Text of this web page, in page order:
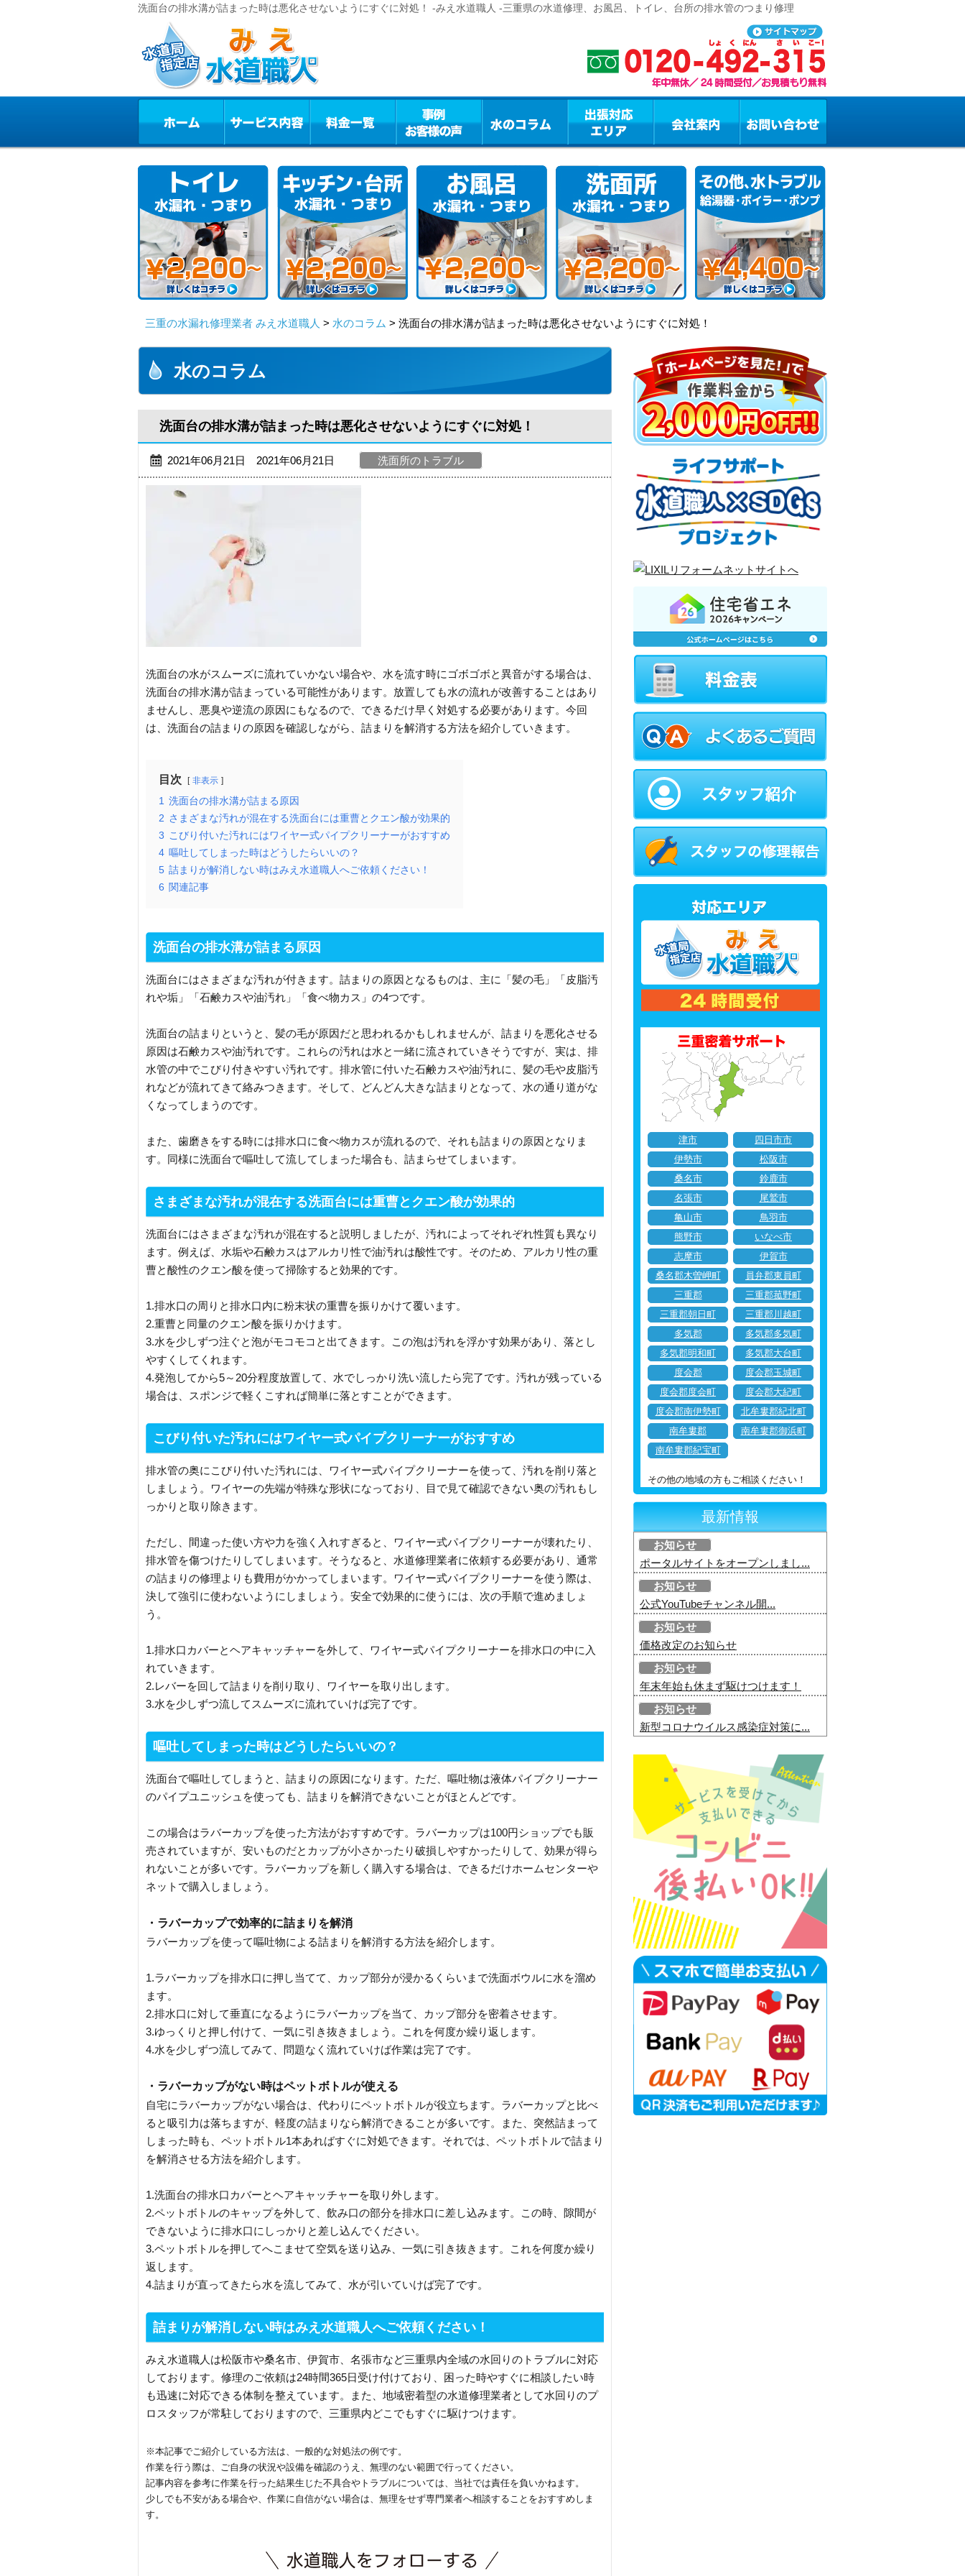
洗面台の排水溝が詰まった時は悪化させないようにすぐに対処！ -みえ水道職人 -三重県の水道修理、お風呂、トイレ、台所の排水管のつまり修理
三重の水漏れ修理業者 みえ水道職人 > 水のコラム > 洗面台の排水溝が詰まった時は悪化させないようにすぐに対処！
水のコラム
洗面台の排水溝が詰まった時は悪化させないようにすぐに対処！
2021年06月21日 2021年06月21日 洗面所のトラブル
洗面台の水がスムーズに流れていかない場合や、水を流す時にゴボゴボと異音がする場合は、
洗面台の排水溝が詰まっている可能性があります。放置しても水の流れが改善することはあり
ませんし、悪臭や逆流の原因にもなるので、できるだけ早く対処する必要があります。今回
は、洗面台の詰まりの原因を確認しながら、詰まりを解消する方法を紹介していきます。
目次 非表示
1 洗面台の排水溝が詰まる原因
2 さまざまな汚れが混在する洗面台には重曹とクエン酸が効果的
3 こびり付いた汚れにはワイヤー式パイプクリーナーがおすすめ
4 嘔吐してしまった時はどうしたらいいの？
5 詰まりが解消しない時はみえ水道職人へご依頼ください！
6 関連記事
洗面台の排水溝が詰まる原因
洗面台にはさまざまな汚れが付きます。詰まりの原因となるものは、主に「髪の毛」「皮脂汚
れや垢」「石鹸カスや油汚れ」「食べ物カス」の4つです。
洗面台の詰まりというと、髪の毛が原因だと思われるかもしれませんが、詰まりを悪化させる
原因は石鹸カスや油汚れです。これらの汚れは水と一緒に流されていきそうですが、実は、排
水管の中でこびり付きやすい汚れです。排水管に付いた石鹸カスや油汚れに、髪の毛や皮脂汚
れなどが流れてきて絡みつきます。そして、どんどん大きな詰まりとなって、水の通り道がな
くなってしまうのです。
また、歯磨きをする時には排水口に食べ物カスが流れるので、それも詰まりの原因となりま
す。同様に洗面台で嘔吐して流してしまった場合も、詰まらせてしまいます。
さまざまな汚れが混在する洗面台には重曹とクエン酸が効果的
洗面台にはさまざまな汚れが混在すると説明しましたが、汚れによってそれぞれ性質も異なり
ます。例えば、水垢や石鹸カスはアルカリ性で油汚れは酸性です。そのため、アルカリ性の重
曹と酸性のクエン酸を使って掃除すると効果的です。
1.排水口の周りと排水口内に粉末状の重曹を振りかけて覆います。
2.重曹と同量のクエン酸を振りかけます。
3.水を少しずつ注ぐと泡がモコモコと出てきます。この泡は汚れを浮かす効果があり、落とし
やすくしてくれます。
4.発泡してから5～20分程度放置して、水でしっかり洗い流したら完了です。汚れが残っている
場合は、スポンジで軽くこすれば簡単に落とすことができます。
こびり付いた汚れにはワイヤー式パイプクリーナーがおすすめ
排水管の奥にこびり付いた汚れには、ワイヤー式パイプクリーナーを使って、汚れを削り落と
しましょう。ワイヤーの先端が特殊な形状になっており、目で見て確認できない奥の汚れもし
っかりと取り除きます。
ただし、間違った使い方や力を強く入れすぎると、ワイヤー式パイプクリーナーが壊れたり、
排水管を傷つけたりしてしまいます。そうなると、水道修理業者に依頼する必要があり、通常
の詰まりの修理よりも費用がかかってしまいます。ワイヤー式パイプクリーナーを使う際は、
決して強引に使わないようにしましょう。安全で効果的に使うには、次の手順で進めましょ
う。
1.排水口カバーとヘアキャッチャーを外して、ワイヤー式パイプクリーナーを排水口の中に入
れていきます。
2.レバーを回して詰まりを削り取り、ワイヤーを取り出します。
3.水を少しずつ流してスムーズに流れていけば完了です。
嘔吐してしまった時はどうしたらいいの？
洗面台で嘔吐してしまうと、詰まりの原因になります。ただ、嘔吐物は液体パイプクリーナー
のパイプユニッシュを使っても、詰まりを解消できないことがほとんどです。
この場合はラバーカップを使った方法がおすすめです。ラバーカップは100円ショップでも販
売されていますが、安いものだとカップが小さかったり破損しやすかったりして、効果が得ら
れないことが多いです。ラバーカップを新しく購入する場合は、できるだけホームセンターや
ネットで購入しましょう。
・ラバーカップで効率的に詰まりを解消
ラバーカップを使って嘔吐物による詰まりを解消する方法を紹介します。
1.ラバーカップを排水口に押し当てて、カップ部分が浸かるくらいまで洗面ボウルに水を溜め
ます。
2.排水口に対して垂直になるようにラバーカップを当て、カップ部分を密着させます。
3.ゆっくりと押し付けて、一気に引き抜きましょう。これを何度か繰り返します。
4.水を少しずつ流してみて、問題なく流れていけば作業は完了です。
・ラバーカップがない時はペットボトルが使える
自宅にラバーカップがない場合は、代わりにペットボトルが役立ちます。ラバーカップと比べ
ると吸引力は落ちますが、軽度の詰まりなら解消できることが多いです。また、突然詰まって
しまった時も、ペットボトル1本あればすぐに対処できます。それでは、ペットボトルで詰まり
を解消させる方法を紹介します。
1.洗面台の排水口カバーとヘアキャッチャーを取り外します。
2.ペットボトルのキャップを外して、飲み口の部分を排水口に差し込みます。この時、隙間が
できないように排水口にしっかりと差し込んでください。
3.ペットボトルを押してへこませて空気を送り込み、一気に引き抜きます。これを何度か繰り
返します。
4.詰まりが直ってきたら水を流してみて、水が引いていけば完了です。
詰まりが解消しない時はみえ水道職人へご依頼ください！
みえ水道職人は松阪市や桑名市、伊賀市、名張市など三重県内全域の水回りのトラブルに対応
しております。修理のご依頼は24時間365日受け付けており、困った時やすぐに相談したい時
も迅速に対応できる体制を整えています。また、地域密着型の水道修理業者として水回りのプ
ロスタッフが常駐しておりますので、三重県内どこでもすぐに駆けつけます。
※本記事でご紹介している方法は、一般的な対処法の例です。
作業を行う際は、ご自身の状況や設備を確認のうえ、無理のない範囲で行ってください。
記事内容を参考に作業を行った結果生じた不具合やトラブルについては、当社では責任を負いかねます。
少しでも不安がある場合や、作業に自信がない場合は、無理をせず専門業者へ相談することをおすすめしま
す。
津市
四日市市
伊勢市
松阪市
桑名市
鈴鹿市
名張市
尾鷲市
亀山市
鳥羽市
熊野市
いなべ市
志摩市
伊賀市
桑名郡木曽岬町
員弁郡東員町
三重郡
三重郡菰野町
三重郡朝日町
三重郡川越町
多気郡
多気郡多気町
多気郡明和町
多気郡大台町
度会郡
度会郡玉城町
度会郡度会町
度会郡大紀町
度会郡南伊勢町
北牟婁郡紀北町
南牟婁郡
南牟婁郡御浜町
南牟婁郡紀宝町
その他の地域の方もご相談ください！
最新情報
お知らせ
ポータルサイトをオープンしまし...
お知らせ
公式YouTubeチャンネル開...
お知らせ
価格改定のお知らせ
お知らせ
年末年始も休まず駆けつけます！
お知らせ
新型コロナウイルス感染症対策に...